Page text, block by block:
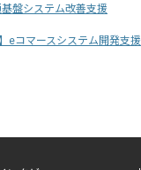
盤システム改善支援
eコマースシステム開発支援